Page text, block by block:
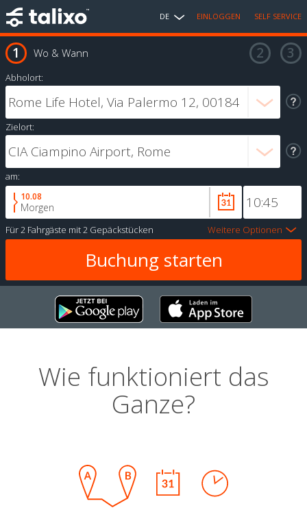
DE EINLOGGEN SELF SERVICE
Wo & Wann
Abholort:
Zielort:
am:
10.08
Morgen
Für2 Fahrgäste mit2 Gepäckstücken Weitere Optionen
Wie funktioniert das
Ganze?